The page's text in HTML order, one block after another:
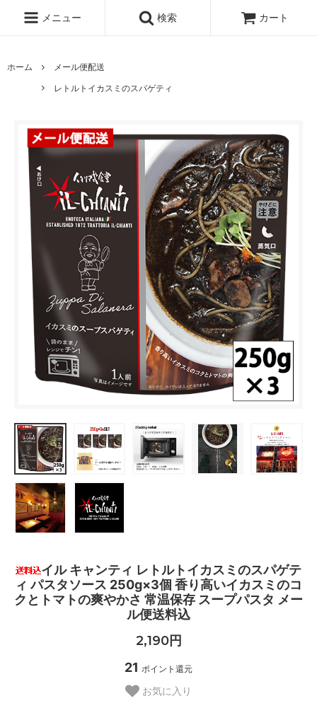
メニュー 検索 カート
ホーム
メール便配送
レトルトイカスミのスパゲティ
イル キャンティ レトルトイカスミのスパゲテ
ィ パスタソース 250g×3個 香り高いイカスミのコ
クとトマトの爽やかさ 常温保存 スープパスタ メー
ル便送料込
2,190円
21 ポイント還元
お気に入り